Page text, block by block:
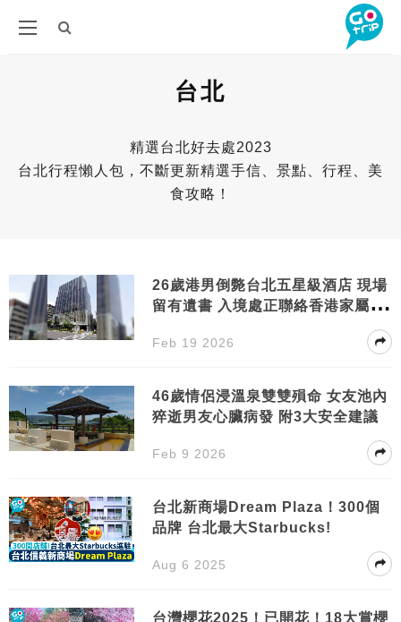
台北
精選台北好去處2023
台北行程懶人包，不斷更新精選手信、景點、行程、美
食攻略！
26歲港男倒斃台北五星級酒店 現場
留有遺書 入境處正聯絡香港家屬 附
Feb 19 2026
46歲情侶浸溫泉雙雙殞命 女友池內
猝逝男友心臟病發 附3大安全建議
Feb 9 2026
台北新商場Dream Plaza！300個
品牌 台北最大Starbucks!
Aug 6 2025
台灣櫻花2025！已開花！18大賞櫻